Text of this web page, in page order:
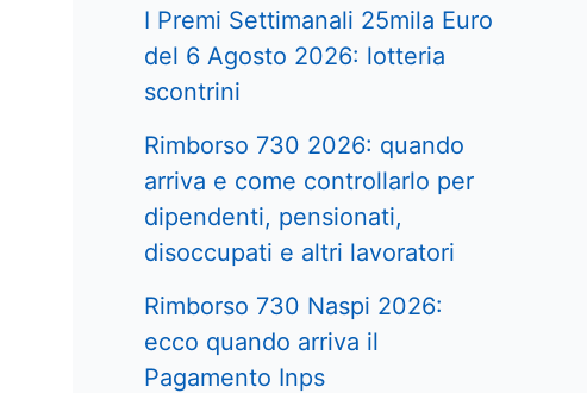
I Premi Settimanali 25mila Euro
del 6 Agosto 2026: lotteria
scontrini
Rimborso 730 2026: quando
arriva e come controllarlo per
dipendenti, pensionati,
disoccupati e altri lavoratori
Rimborso 730 Naspi 2026:
ecco quando arriva il
Pagamento Inps